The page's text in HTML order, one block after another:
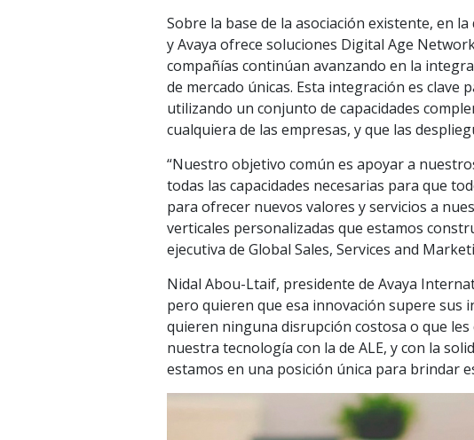
Sobre la base de la asociación existente, en
y Avaya ofrece soluciones Digital Age
compañías continúan avanzando en la
de mercado únicas. Esta integración es clave
utilizando un conjunto de capacidades
cualquiera de las empresas, y que las
“Nuestro objetivo común es apoyar a
todas las capacidades necesarias para que
para ofrecer nuevos valores y servicios a
verticales personalizadas que estamos
ejecutiva de Global Sales, Services and
Nidal Abou-Ltaif, presidente de Avaya
pero quieren que esa innovación supere
quieren ninguna disrupción costosa o que
nuestra tecnología con la de ALE, y con la
estamos en una posición única para brindar